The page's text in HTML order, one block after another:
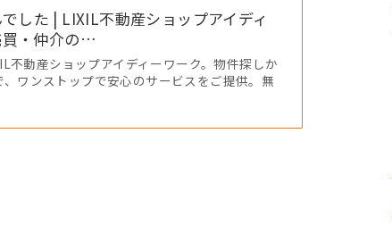
した | LIXIL不動産ショップアイディ
買・仲介の…
不動産ショップアイディーワーク。物件探しか
ワンストップで安心のサービスをご提供。無